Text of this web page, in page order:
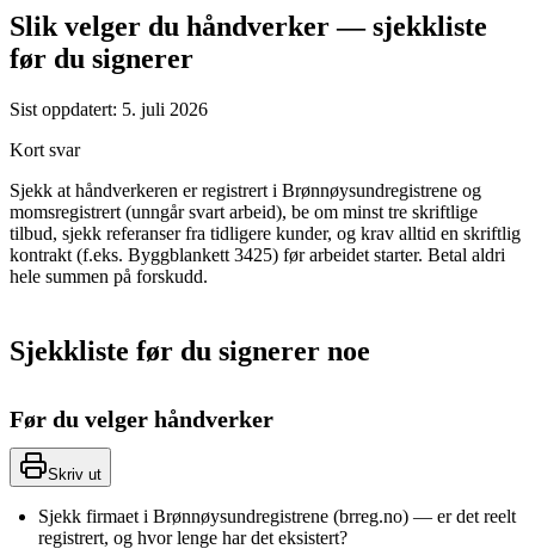
Slik velger du håndverker — sjekkliste
før du signerer
Sist oppdatert: 5. juli 2026
Kort svar
Sjekk at håndverkeren er registrert i Brønnøysundregistrene og
momsregistrert (unngår svart arbeid), be om minst tre skriftlige
tilbud, sjekk referanser fra tidligere kunder, og krav alltid en skriftlig
kontrakt (f.eks. Byggblankett 3425) før arbeidet starter. Betal aldri
hele summen på forskudd.
Sjekkliste før du signerer noe
Før du velger håndverker
Skriv ut
Sjekk firmaet i Brønnøysundregistrene (brreg.no) — er det reelt
registrert, og hvor lenge har det eksistert?